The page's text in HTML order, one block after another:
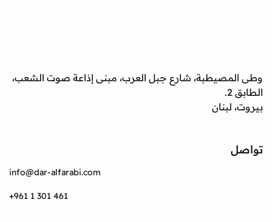
وطى المصيطبة، شارع جبل العرب، مبنى إذاعة صوت الشعب،
الطابق 2.
بيروت، لبنان
تواصل
info@dar-alfarabi.com
+961 1 301 461